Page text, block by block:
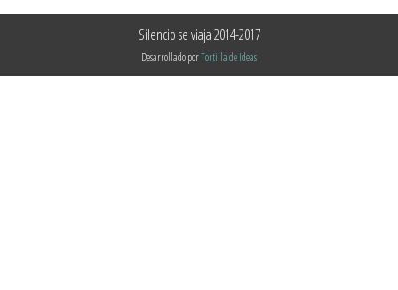
Silencio se viaja 2014-2017
Desarrollado porTortilla de Ideas